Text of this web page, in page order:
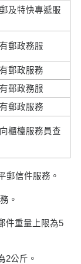
及特快專遞服
郵政務服
郵政服務
郵政務服
郵政服務
櫃檯服務員查
郵信件服務。
。
重量上限為5
公斤。